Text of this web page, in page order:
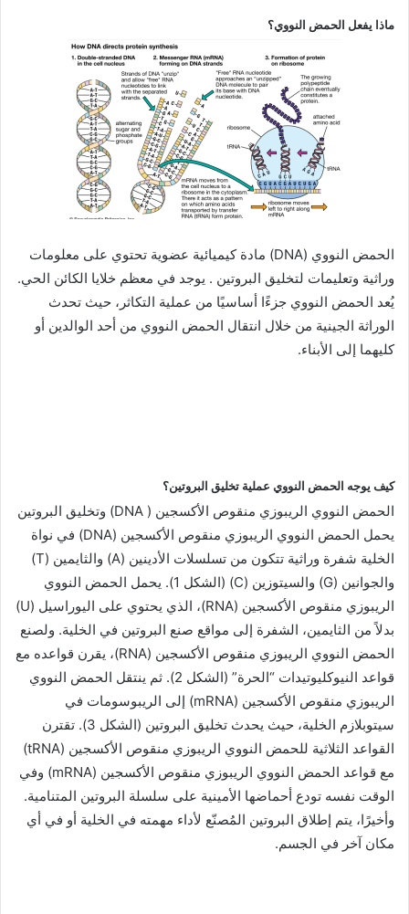
ماذا يفعل الحمض النووي؟
الحمض النووي (DNA) مادة كيميائية عضوية تحتوي على معلومات
وراثية وتعليمات لتخليق البروتين . يوجد في معظم خلايا الكائن الحي.
يُعد الحمض النووي جزءًا أساسيًا من عملية التكاثر، حيث تحدث
الوراثة الجينية من خلال انتقال الحمض النووي من أحد الوالدين أو
كليهما إلى الأبناء.
كيف يوجه الحمض النووي عملية تخليق البروتين؟
الحمض النووي الريبوزي منقوص الأكسجين ( DNA) وتخليق البروتين
يحمل الحمض النووي الريبوزي منقوص الأكسجين (DNA) في نواة
الخلية شفرة وراثية تتكون من تسلسلات الأدينين (A) والثايمين (T)
والجوانين (G) والسيتوزين (C) (الشكل 1). يحمل الحمض النووي
الريبوزي منقوص الأكسجين (RNA)، الذي يحتوي على اليوراسيل (U)
بدلاً من الثايمين، الشفرة إلى مواقع صنع البروتين في الخلية. ولصنع
الحمض النووي الريبوزي منقوص الأكسجين (RNA)، يقرن قواعده مع
قواعد النيوكليوتيدات “الحرة” (الشكل 2). ثم ينتقل الحمض النووي
الريبوزي منقوص الأكسجين (mRNA) إلى الريبوسومات في
سيتوبلازم الخلية، حيث يحدث تخليق البروتين (الشكل 3). تقترن
القواعد الثلاثية للحمض النووي الريبوزي منقوص الأكسجين (tRNA)
مع قواعد الحمض النووي الريبوزي منقوص الأكسجين (mRNA) وفي
الوقت نفسه تودع أحماضها الأمينية على سلسلة البروتين المتنامية.
وأخيرًا، يتم إطلاق البروتين المُصنّع لأداء مهمته في الخلية أو في أي
مكان آخر في الجسم.